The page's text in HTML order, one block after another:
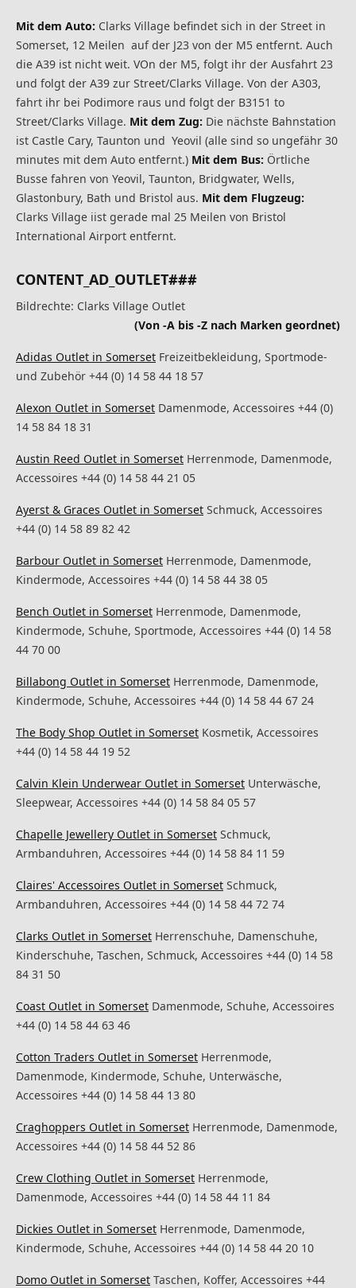
Mit dem Auto: Clarks Village befindet sich in der Street in
Somerset, 12 Meilen auf der J23 von der M5 entfernt. Auch
die A39 ist nicht weit. VOn der M5, folgt ihr der Ausfahrt 23
und folgt der A39 zur Street/Clarks Village. Von der A303,
fahrt ihr bei Podimore raus und folgt der B3151 to
Street/Clarks Village. Mit dem Zug: Die nächste Bahnstation
ist Castle Cary, Taunton und Yeovil (alle sind so ungefähr 30
minutes mit dem Auto entfernt.) Mit dem Bus: Örtliche
Busse fahren von Yeovil, Taunton, Bridgwater, Wells,
Glastonbury, Bath und Bristol aus. Mit dem Flugzeug:
Clarks Village iist gerade mal 25 Meilen von Bristol
International Airport entfernt.
CONTENT_AD_OUTLET###
Bildrechte: Clarks Village Outlet
(Von -A bis -Z nach Marken geordnet)
Adidas Outlet in Somerset Freizeitbekleidung, Sportmode-
und Zubehör +44 (0) 14 58 44 18 57
Alexon Outlet in Somerset Damenmode, Accessoires +44 (0)
14 58 84 18 31
Austin Reed Outlet in Somerset Herrenmode, Damenmode,
Accessoires +44 (0) 14 58 44 21 05
Ayerst & Graces Outlet in Somerset Schmuck, Accessoires
+44 (0) 14 58 89 82 42
Barbour Outlet in Somerset Herrenmode, Damenmode,
Kindermode, Accessoires +44 (0) 14 58 44 38 05
Bench Outlet in Somerset Herrenmode, Damenmode,
Kindermode, Schuhe, Sportmode, Accessoires +44 (0) 14 58
44 70 00
Billabong Outlet in Somerset Herrenmode, Damenmode,
Kindermode, Schuhe, Accessoires +44 (0) 14 58 44 67 24
The Body Shop Outlet in Somerset Kosmetik, Accessoires
+44 (0) 14 58 44 19 52
Calvin Klein Underwear Outlet in Somerset Unterwäsche,
Sleepwear, Accessoires +44 (0) 14 58 84 05 57
Chapelle Jewellery Outlet in Somerset Schmuck,
Armbanduhren, Accessoires +44 (0) 14 58 84 11 59
Claires' Accessoires Outlet in Somerset Schmuck,
Armbanduhren, Accessoires +44 (0) 14 58 44 72 74
Clarks Outlet in Somerset Herrenschuhe, Damenschuhe,
Kinderschuhe, Taschen, Schmuck, Accessoires +44 (0) 14 58
84 31 50
Coast Outlet in Somerset Damenmode, Schuhe, Accessoires
+44 (0) 14 58 44 63 46
Cotton Traders Outlet in Somerset Herrenmode,
Damenmode, Kindermode, Schuhe, Unterwäsche,
Accessoires +44 (0) 14 58 44 13 80
Craghoppers Outlet in Somerset Herrenmode, Damenmode,
Accessoires +44 (0) 14 58 44 52 86
Crew Clothing Outlet in Somerset Herrenmode,
Damenmode, Accessoires +44 (0) 14 58 44 11 84
Dickies Outlet in Somerset Herrenmode, Damenmode,
Kindermode, Schuhe, Accessoires +44 (0) 14 58 44 20 10
Domo Outlet in Somerset Taschen, Koffer, Accessoires +44